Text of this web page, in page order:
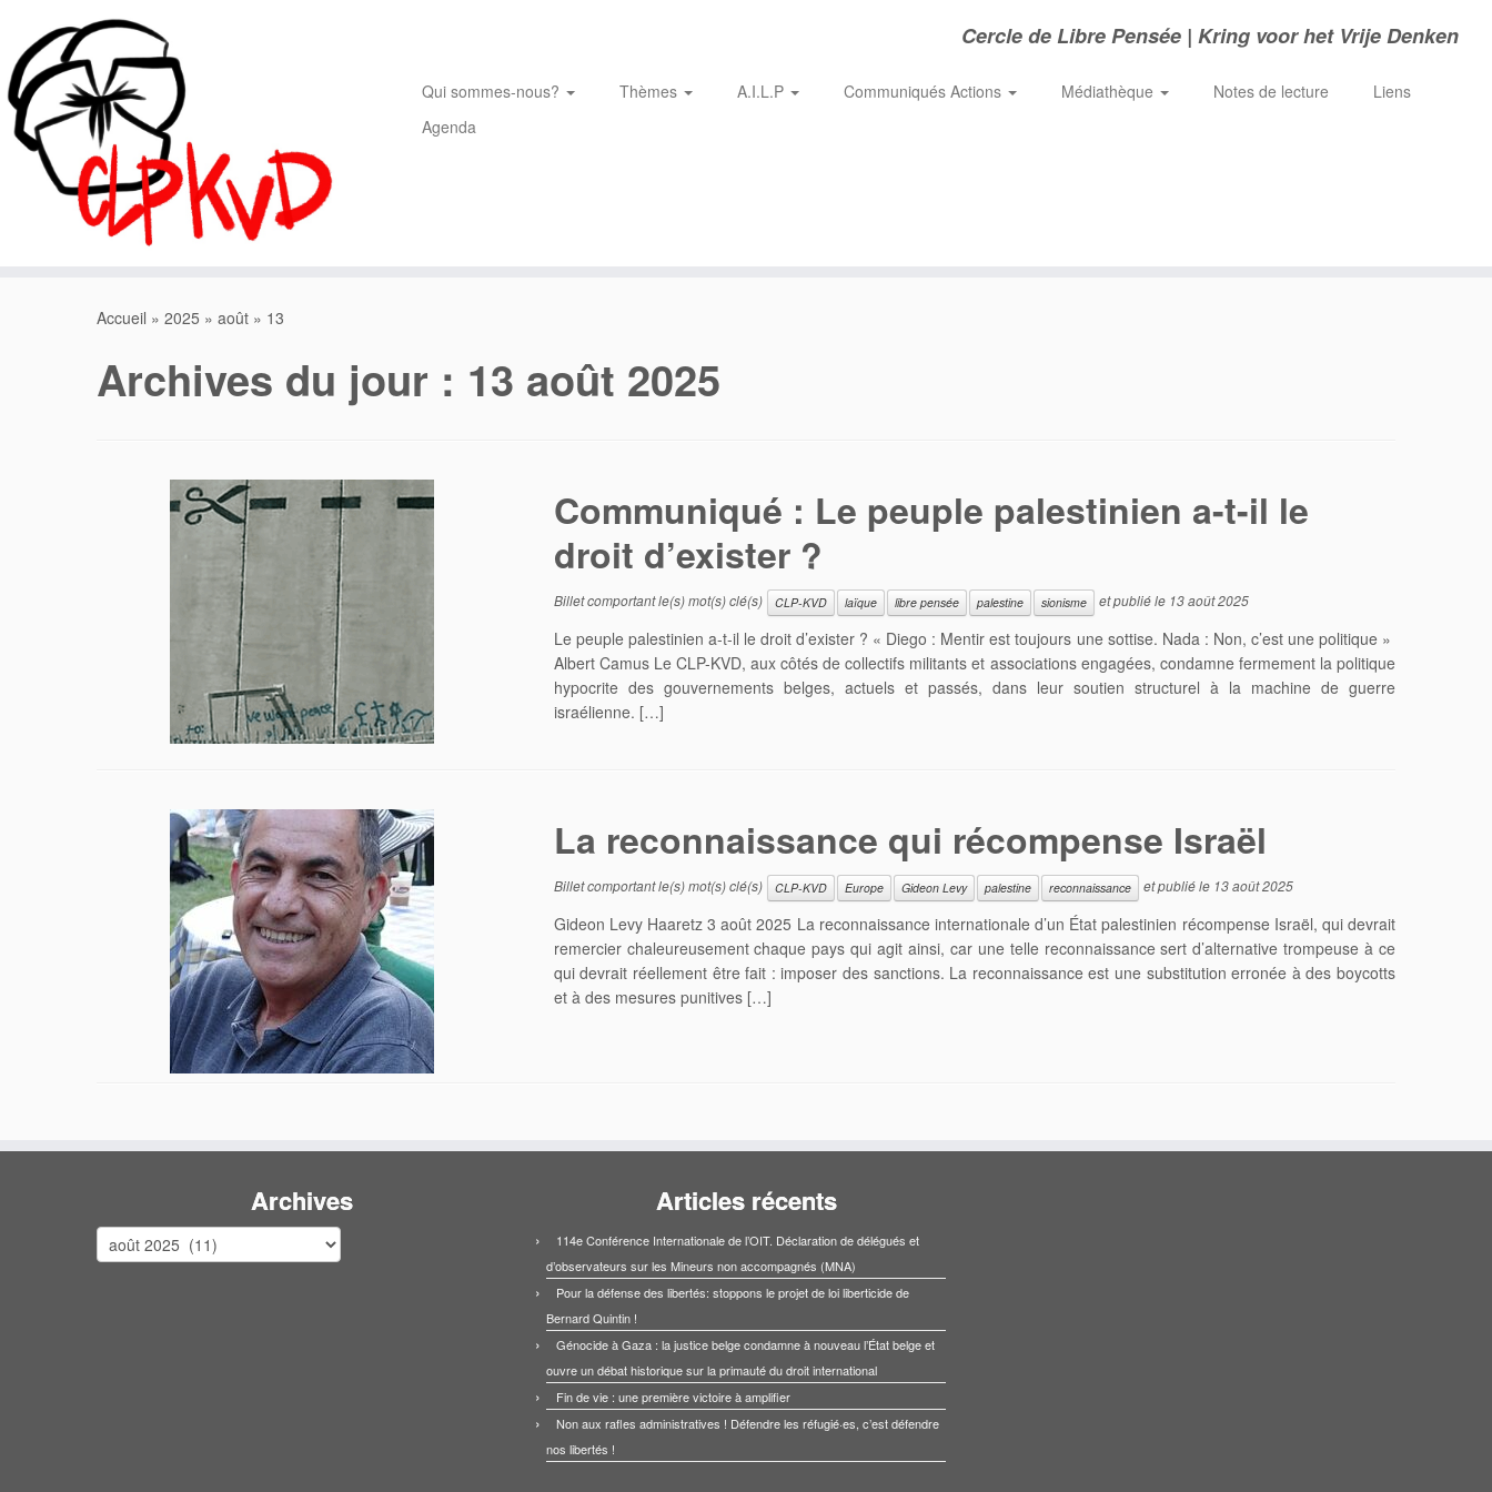
contenu
Cercle de Libre Pensée | Kring voor het Vrije Denken
Qui sommes-nous? Thèmes A.I.L.P Communiqués Actions Médiathèque Notes de lecture
Liens
Agenda
Accueil » 2025 » août » 13
Archives du jour : 13 août 2025
Communiqué : Le peuple palestinien a-t-il le
droit d’exister ?
Billet comportant le(s) mot(s) clé(s) CLP-KVD laïque libre pensée palestine sionisme et publié le 13 août 2025
Le peuple palestinien a-t-il le droit d’exister ? « Diego : Mentir est toujours une sottise. Nada : Non, c’est une politique »
Albert Camus Le CLP-KVD, aux côtés de collectifs militants et associations engagées, condamne fermement la politique
hypocrite des gouvernements belges, actuels et passés, dans leur soutien structurel à la machine de guerre
israélienne. […]
La reconnaissance qui récompense Israël
Billet comportant le(s) mot(s) clé(s) CLP-KVD Europe Gideon Levy palestine reconnaissance et publié le 13 août 2025
Gideon Levy Haaretz 3 août 2025 La reconnaissance internationale d’un État palestinien récompense Israël, qui devrait
remercier chaleureusement chaque pays qui agit ainsi, car une telle reconnaissance sert d’alternative trompeuse à ce
qui devrait réellement être fait : imposer des sanctions. La reconnaissance est une substitution erronée à des boycotts
et à des mesures punitives […]
Archives
Archives
Articles récents
114e Conférence Internationale de l’OIT. Déclaration de délégués et
d’observateurs sur les Mineurs non accompagnés (MNA)
Pour la défense des libertés: stoppons le projet de loi liberticide de
Bernard Quintin !
Génocide à Gaza : la justice belge condamne à nouveau l’État belge et
ouvre un débat historique sur la primauté du droit international
Fin de vie : une première victoire à amplifier
Non aux rafles administratives ! Défendre les réfugié·es, c’est défendre
nos libertés !